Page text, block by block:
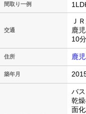
間取り一例
交通
Ｊ
鹿
10分
住所 鹿
築年月
バ
乾
面